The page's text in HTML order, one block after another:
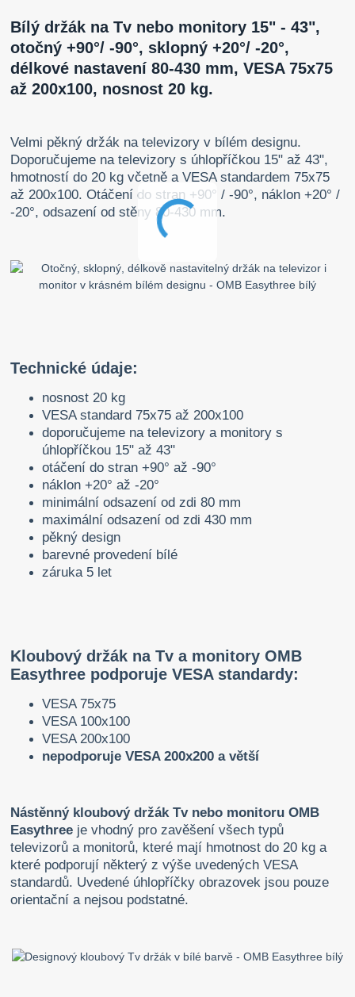
Bílý držák na Tv nebo monitory 15" - 43",
otočný +90°/ -90°, sklopný +20°/ -20°,
délkové nastavení 80-430 mm, VESA 75x75
až 200x100, nosnost 20 kg.
Velmi pěkný držák na televizory v bílém designu.
Doporučujeme na televizory s úhlopříčkou 15" až 43",
hmotností do 20 kg včetně a VESA standardem 75x75
až 200x100. Otáčení do stran +90° / -90°, náklon +20° /
-20°, odsazení od stěny 80-430 mm.
Technické údaje:
nosnost 20 kg
VESA standard 75x75 až 200x100
doporučujeme na televizory a monitory s
úhlopříčkou 15" až 43"
otáčení do stran +90° až -90°
náklon +20° až -20°
minimální odsazení od zdi 80 mm
maximální odsazení od zdi 430 mm
pěkný design
barevné provedení bílé
záruka 5 let
Kloubový držák na Tv a monitory OMB
Easythree podporuje VESA standardy:
VESA 75x75
VESA 100x100
VESA 200x100
nepodporuje VESA 200x200 a větší
Nástěnný kloubový držák Tv nebo monitoru OMB
Easythree je vhodný pro zavěšení všech typů
televizorů a monitorů, které mají hmotnost do 20 kg a
které podporují některý z výše uvedených VESA
standardů. Uvedené úhlopříčky obrazovek jsou pouze
orientační a nejsou podstatné.